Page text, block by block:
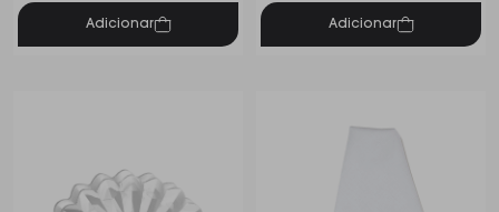
Adicionar Adicionar